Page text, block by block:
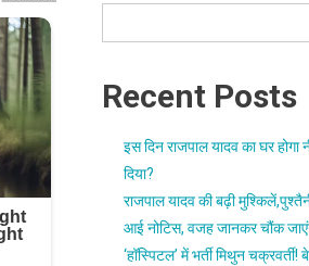
Recent Posts
इस दिन राजपाल यादव का घर होगा
दिया?
राजपाल यादव की बढ़ी
आई नोटिस, वजह जानकर चौंक
‘हॉस्पिटल’ में भर्ती मिथुन